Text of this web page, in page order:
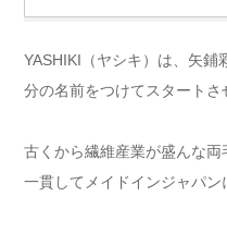
YASHIKI（ヤシキ）は、矢鋪
分の名前をつけてスタートさ
古くから繊維産業が盛んな両
一貫してメイドインジャパン